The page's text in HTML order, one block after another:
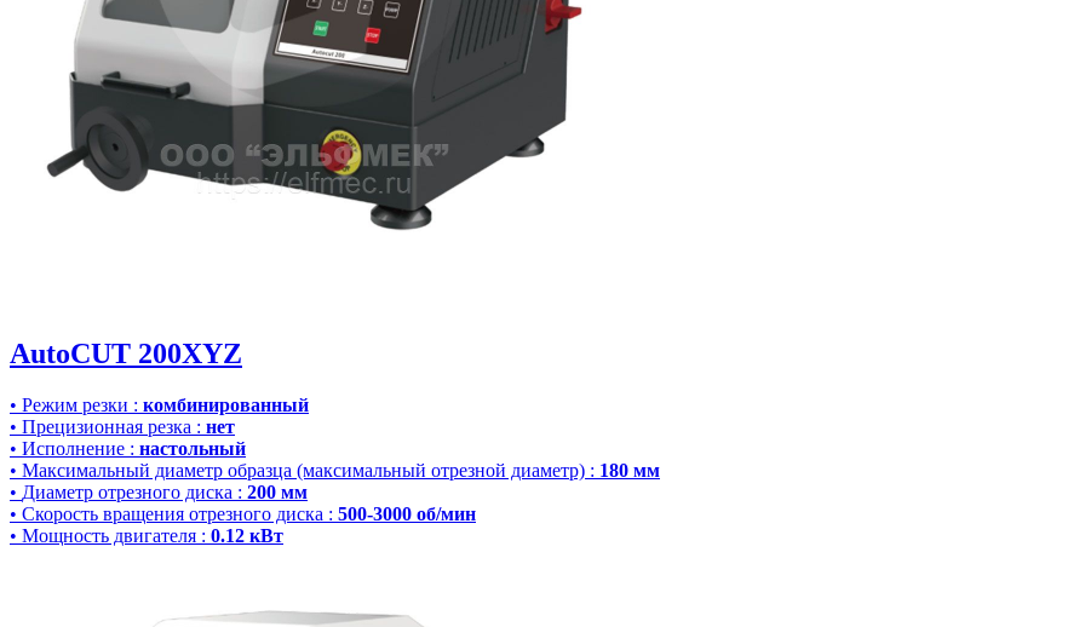
AutoCUT 200XYZ
• Режим резки : комбинированный
• Прецизионная резка : нет
• Исполнение : настольный
• Максимальный диаметр образца (максимальный отрезной диаметр) : 180 мм
• Диаметр отрезного диска : 200 мм
• Скорость вращения отрезного диска : 500-3000 об/мин
• Мощность двигателя : 0.12 кВт